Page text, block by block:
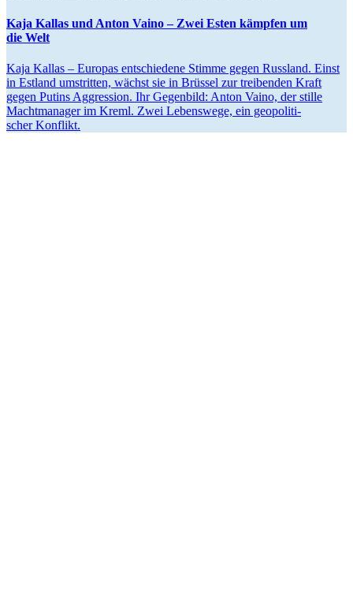
Kaja Kallas und Anton Vaino – Zwei Esten kämpfen um
die Welt
Kaja Kallas – Europas entschiedene Stimme gegen Russland. Einst
in Estland umstritten, wächst sie in Brüssel zur treibenden Kraft
gegen Putins Aggression. Ihr Gegenbild: Anton Vaino, der stille
Macht­ma­nager im Kreml. Zwei Lebenswege, ein geopo­li­ti­
scher Konflikt.